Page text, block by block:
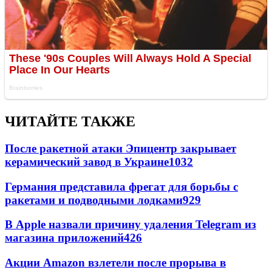
ЧИТАЙТЕ ТАКЖЕ
После ракетной атаки Эпицентр закрывает
керамический завод в Украине1032
Германия представила фрегат для борьбы с
ракетами и подводными лодками929
В Apple назвали причину удаления Telegram из
магазина приложений426
Акции Amazon взлетели после прорыва в